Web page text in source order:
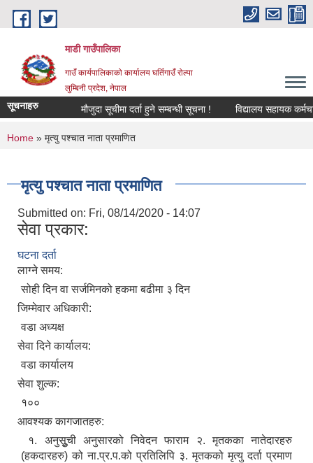
Skip to main content
माडी गाउँपालिका
गाउँ कार्यपालिकाको कार्यालय घर्तिगाउँ रोल्पा
लुम्बिनी प्रदेश, नेपाल
सूचनाहरु मौजुदा सूचीमा दर्ता हुने सम्बन्धी सूचना ! विद्यालय सहायक कर्मचारी
You are here
Home » मृत्यु पश्चात नाता प्रमाणित
मृत्यु पश्चात नाता प्रमाणित
Submitted on: Fri, 08/14/2020 - 14:07
सेवा प्रकार:
घटना दर्ता
लाग्ने समय:
सोही दिन वा सर्जमिनको हकमा बढीमा ३ दिन
जिम्मेवार अधिकारी:
वडा अध्यक्ष
सेवा दिने कार्यालय:
वडा कार्यालय
सेवा शुल्क:
१००
आवश्यक कागजातहरु:
१. अनुसूुची अनुसारको निवेदन फाराम २. मृतकका नातेदारहरु
(हकदारहरु) को ना.प्र.प.को प्रतिलिपि ३. मृतकको मृत्यु दर्ता प्रमाण